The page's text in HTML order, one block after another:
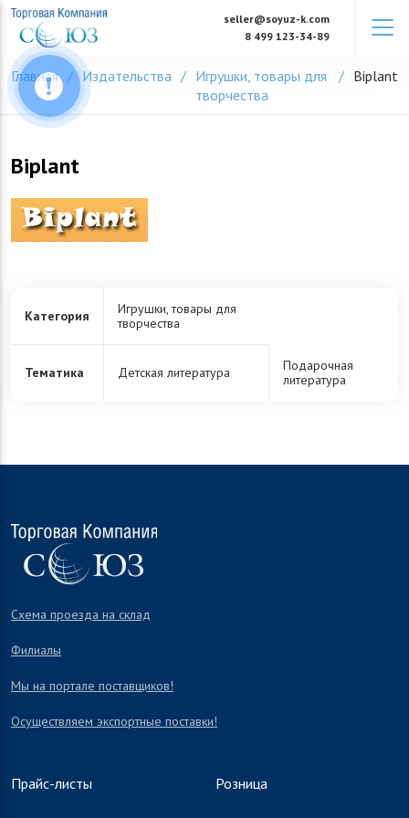
Skip
content
seller@soyuz-k.com
8 499 123-34-89
Главная Издательства
Игрушки, товары для
творчества
Biplant
Biplant
Категория
Игрушки, товары для
творчества
Тематика Детская литература
Подарочная
литература
Схема проезда на склад
Филиалы
Мы на портале поставщиков!
Осуществляем экспортные поставки!
Прайс-листы Розница